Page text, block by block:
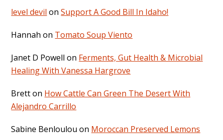
level devil onSupport A Good Bill In Idaho!
Hannah on Tomato Soup Viento
Janet D Powell on Ferments, Gut Health & Microbial
Healing With Vanessa Hargrove
Bretton How Cattle Can Green The Desert With
Alejandro Carrillo
Sabine Benloulou on Moroccan Preserved Lemons